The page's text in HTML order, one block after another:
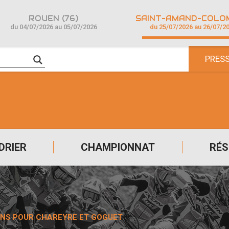
CHAMPIONNAT
ROUEN (76)
du 04/07/2026 au 05/07/2026 du 25/07/2026 au 26/07/
POUR CHAREYRE ET GOGUET